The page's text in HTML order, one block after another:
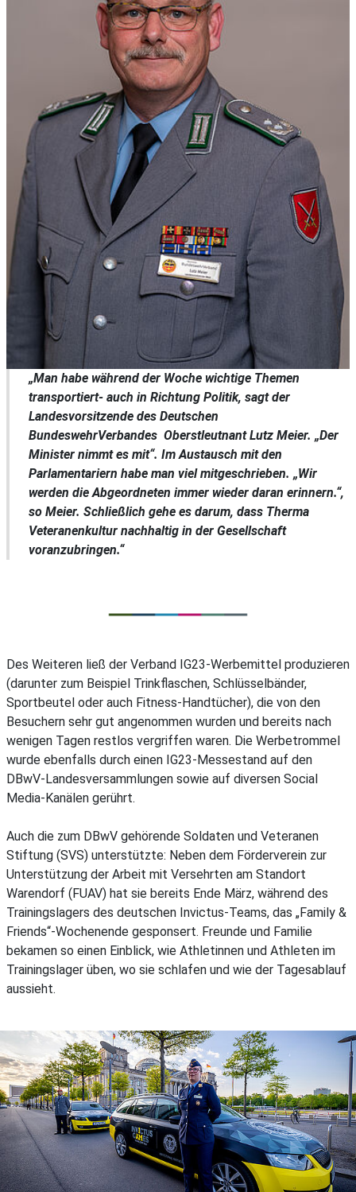
„Man habe während der Woche wichtige Themen
transportiert- auch in Richtung Politik, sagt der
Landesvorsitzende des Deutschen
BundeswehrVerbandes Oberstleutnant Lutz Meier. „Der
Minister nimmt es mit“. Im Austausch mit den
Parlamentariern habe man viel mitgeschrieben. „Wir
werden die Abgeordneten immer wieder daran erinnern.“,
so Meier. Schließlich gehe es darum, dass Therma
Veteranenkultur nachhaltig in der Gesellschaft
voranzubringen.“
Des Weiteren ließ der Verband IG23-Werbemittel produzieren
(darunter zum Beispiel Trinkflaschen, Schlüsselbänder,
Sportbeutel oder auch Fitness-Handtücher), die von den
Besuchern sehr gut angenommen wurden und bereits nach
wenigen Tagen restlos vergriffen waren. Die Werbetrommel
wurde ebenfalls durch einen IG23-Messestand auf den
DBwV-Landesversammlungen sowie auf diversen Social
Media-Kanälen gerührt.
Auch die zum DBwV gehörende Soldaten und Veteranen
Stiftung (SVS) unterstützte: Neben dem Förderverein zur
Unterstützung der Arbeit mit Versehrten am Standort
Warendorf (FUAV) hat sie bereits Ende März, während des
Trainingslagers des deutschen Invictus-Teams, das „Family &
Friends“-Wochenende gesponsert. Freunde und Familie
bekamen so einen Einblick, wie Athletinnen und Athleten im
Trainingslager üben, wo sie schlafen und wie der Tagesablauf
aussieht.